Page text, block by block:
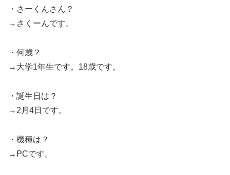
・さーくんさん？
→さくーんです。
・何歳？
→大学1年生です。18歳です。
・誕生日は？
→2月4日です。
・機種は？
→PCです。